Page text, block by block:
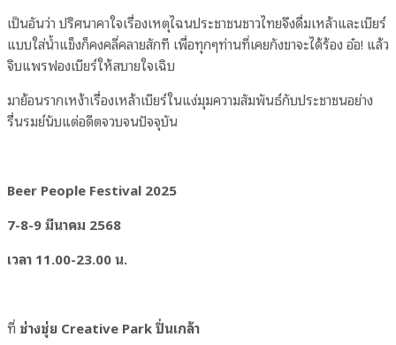
เป็นอันว่า ปริศนาคาใจเรื่องเหตุไฉนประชาชนชาวไทยจึงดื่มเหล้าและเบียร์
แบบใส่น้ำแข็งก็คงคลี่คลายสักที เพื่อทุกๆท่านที่เคยกังขาจะได้ร้อง อ๋อ! แล้ว
จิบแพรฟองเบียร์ให้สบายใจเฉิบ
มาย้อนรากเหง้าเรื่องเหล้าเบียร์ในแง่มุมความสัมพันธ์กับประชาชนอย่าง
รื่นรมย์นับแต่อดีตจวบจนปัจจุบัน
Beer People Festival 2025
7-8-9 มีนาคม 2568
เวลา 11.00-23.00 น.
ที่ ช่างชุ่ย Creative Park ปิ่นเกล้า